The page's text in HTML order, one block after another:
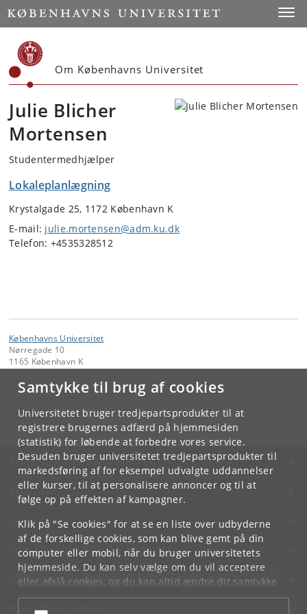
Samtykke til brug af cookies
Universitetet bruger tredjepartsprodukter til at
registrere brugernes adfærd på hjemmesiden
(statistik) for løbende at forbedre vores service.
Desuden bruger universitetet tredjepartsprodukter til
markedsføring af for eksempel udvalgte uddannelser
eller kurser, til at personalisere annoncer og til at
følge op på effekten af kampagner.
Klik på "Se cookies" for at se en liste over udbyderne
af de forskellige cookies, som kan blive gemt på din
computer eller mobil, når du bruger universitetets
hjemmeside. Du kan selv vælge om du vil acceptere
eller afslå cookies, og du kan altid ændre dit samtykke
underCookie- og privatlivspolitiksom du finder i
bunden af hver side.
Start
Om Københavns Universitet
Julie Blicher
Mortensen
Studentermedhjælper
Lokaleplanlægning
Krystalgade 25, 1172 København K
E-mail: julie.mortensen@adm.ku.dk
Telefon: +4535328512
Københavns Universitet
Nørregade 10
1165 København K
Kontakt:
Københavns Universitet
@ku.dk
KØBENHAVNS UNIVERSITET
KONTAKT
SERVICES
FOR STUDERENDE OG ANSATTE
JOB OG KARRIERE
NØDSITUATIONER